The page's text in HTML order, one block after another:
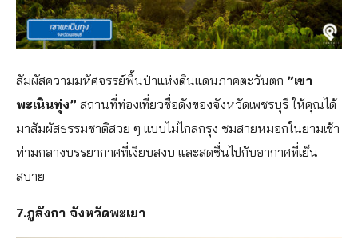
สัมผัสความมหัศจรรย์พื้นป่าแห่งดินแดนภาคตะวันตก “เขา
พะเนินทุ่ง” สถานที่ท่องเที่ยวชื่อดังของจังหวัดเพชรบุรี ให้คุณได้
มาสัมผัสธรรมชาติสวย ๆ แบบไม่ไกลกรุง ชมสายหมอกในยามเช้า
ท่ามกลางบรรยากาศที่เงียบสงบ และสดชื่นไปกับอากาศที่เย็น
สบาย
7.ภูลังกา จังหวัดพะเยา